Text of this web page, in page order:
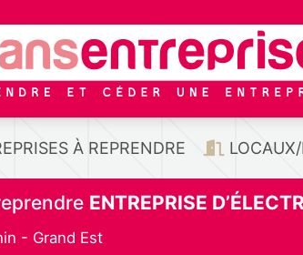
À REPRENDRE
ENTREPRISE
- Grand Est